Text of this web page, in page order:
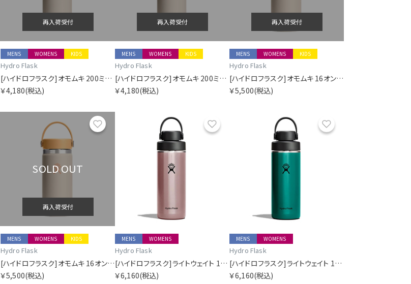
再入荷受付
MENS WOMENS KIDS
Hydro Flask
[ハイドロフラスク]オモムキ 200ミリリットル マイクロ ハイドロ アカネ
￥4,180(税込)
再入荷受付
MENS WOMENS KIDS
Hydro Flask
[ハイドロフラスク]オモムキ 200ミリリットル マイクロ ハイドロ カラシ
￥4,180(税込)
再入荷受付
MENS WOMENS KIDS
Hydro Flask
[ハイドロフラスク]オモムキ 16オンス ワイド マウス マッチャ
￥5,500(税込)
SOLD OUT
再入荷受付
MENS WOMENS KIDS
Hydro Flask
[ハイドロフラスク]オモムキ 16オンス ワイド マウス カラシ
￥5,500(税込)
MENS WOMENS
Hydro Flask
[ハイドロフラスク]ライトウェイト 16オンス ワイド フレックス チャグ キャップ クォーツ
￥6,160(税込)
MENS WOMENS
Hydro Flask
[ハイドロフラスク]ライトウェイト 16オンス ワイド フレックス チャグ キャップ エメラルドグリーン
￥6,160(税込)